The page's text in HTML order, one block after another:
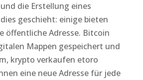
die Erstellung eines
geschieht: einige bieten
öffentliche Adresse. Bitcoin
Mappen gespeichert und
krypto verkaufen etoro
eine neue Adresse für jede